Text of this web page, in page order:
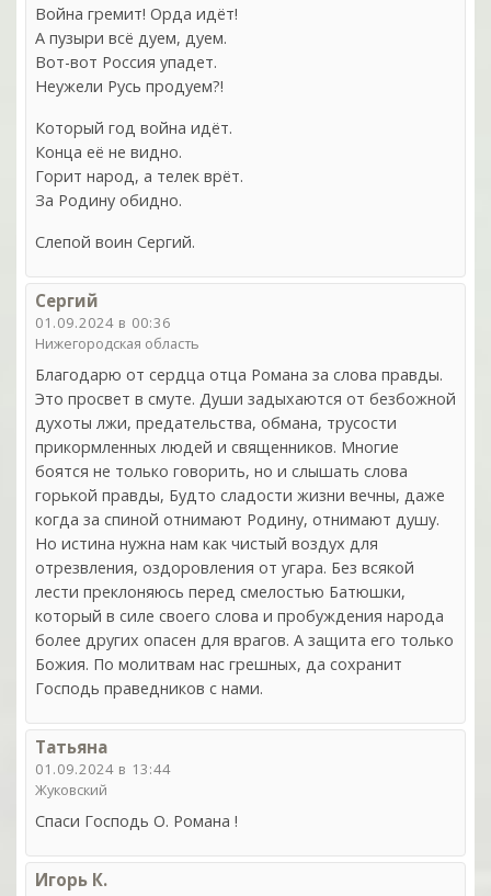
Война гремит! Орда идёт!
А пузыри всё дуем, дуем.
Вот-вот Россия упадет.
Неужели Русь продуем?!
Который год война идёт.
Конца её не видно.
Горит народ, а телек врёт.
За Родину обидно.
Слепой воин Сергий.
Сергий
01.09.2024 в 00:36
Нижегородская область
Благодарю от сердца отца Романа за слова правды.
Это просвет в смуте. Души задыхаются от безбожной
духоты лжи, предательства, обмана, трусости
прикормленных людей и священников. Многие
боятся не только говорить, но и слышать слова
горькой правды, Будто сладости жизни вечны, даже
когда за спиной отнимают Родину, отнимают душу.
Но истина нужна нам как чистый воздух для
отрезвления, оздоровления от угара. Без всякой
лести преклоняюсь перед смелостью Батюшки,
который в силе своего слова и пробуждения народа
более других опасен для врагов. А защита его только
Божия. По молитвам нас грешных, да сохранит
Господь праведников с нами.
Татьяна
01.09.2024 в 13:44
Жуковский
Спаси Господь О. Романа !
Игорь К.